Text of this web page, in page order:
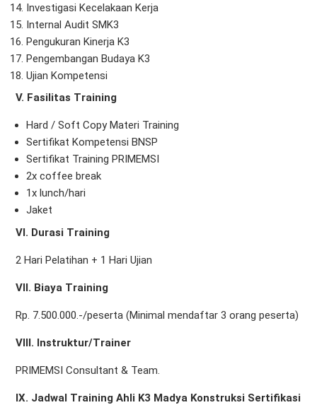
Investigasi Kecelakaan Kerja
Internal Audit SMK3
Pengukuran Kinerja K3
Pengembangan Budaya K3
Ujian Kompetensi
V. Fasilitas Training
Hard / Soft Copy Materi Training
Sertifikat Kompetensi BNSP
Sertifikat Training PRIMEMSI
2x coffee break
1x lunch/hari
Jaket
VI. Durasi Training
2 Hari Pelatihan + 1 Hari Ujian
VII. Biaya Training
Rp. 7.500.000.-/peserta (Minimal mendaftar 3 orang peserta)
VIII. Instruktur/Trainer
PRIMEMSI Consultant & Team.
IX. Jadwal Training Ahli K3 Madya Konstruksi Sertifikasi